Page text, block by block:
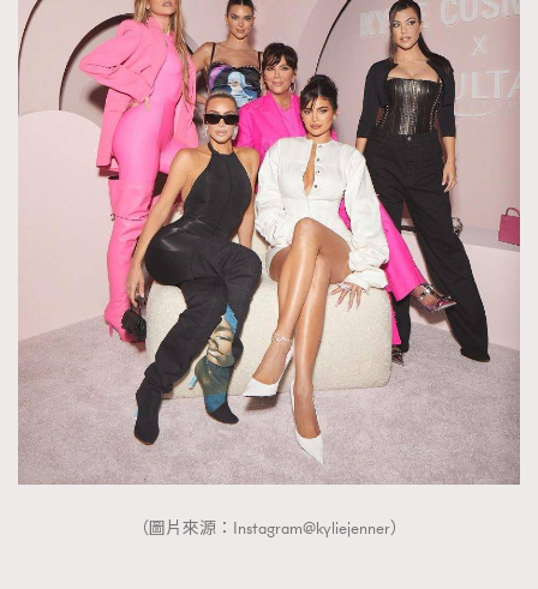
（圖片來源：Instagram@kyliejenner）